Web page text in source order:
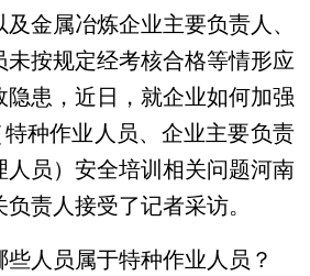
金属冶炼企业主要负责人、
按规定经考核合格等情形应
隐患，近日，就企业如何加强
特种作业人员、企业主要负责
人员）安全培训相关问题河南
责人接受了记者采访。
人员属于特种作业人员？